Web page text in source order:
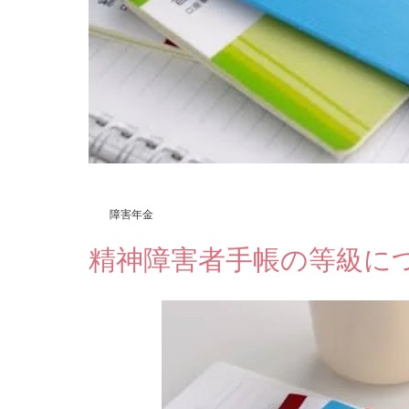
障害年金
精神障害者手帳の等級に